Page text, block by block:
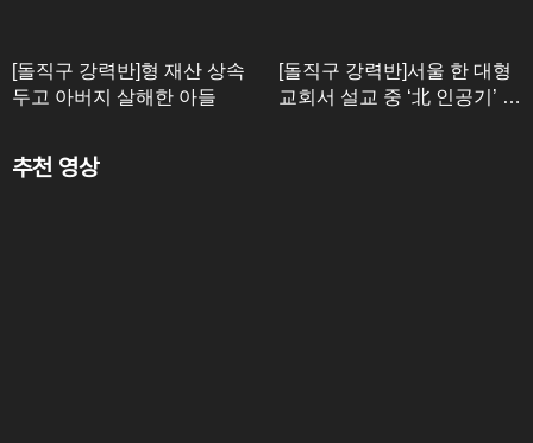
[돌직구 강력반]형 재산 상속
두고 아버지 살해한 아들
[돌직구 강력반]서울 한 대형
교회서 설교 중 ‘北 인공기’ 등
추천 영상